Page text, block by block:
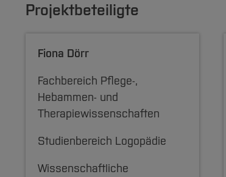
Projektbeteiligte
Fiona Dörr
Fachbereich Pflege-,
Hebammen- und
Therapiewissenschaften
Studienbereich Logopädie
Wissenschaftliche